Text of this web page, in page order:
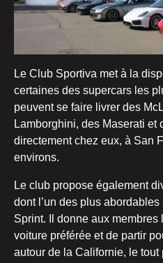
Le Club Sportiva met à la
certaines des supercars les
peuvent se faire livrer des
Lamborghini, des Maserati et
directement chez eux, à San
environs.
Le club propose également
dont l’un des plus abordables
Sprint. Il donne aux
voiture préférée et de partir
autour de la Californie, le tout